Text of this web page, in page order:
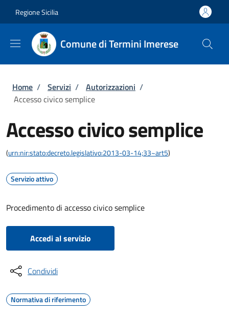
Regione Sicilia
Comune di Termini Imerese
Briciole di pane
Home / Servizi / Autorizzazioni /
Accesso civico semplice
Accesso civico semplice
(urn:nir:stato:decreto.legislativo:2013-03-14;33~art5)
Servizio attivo
Procedimento di accesso civico semplice
Accedi al servizio
Condividi
Normativa di riferimento